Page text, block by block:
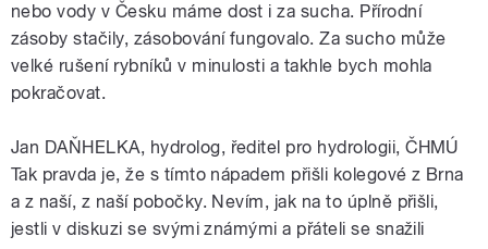
nebo vody v Česku máme dost i za sucha. Přírodní
zásoby stačily, zásobování fungovalo. Za sucho může
velké rušení rybníků v minulosti a takhle bych mohla
pokračovat.
Jan DAŇHELKA, hydrolog, ředitel pro hydrologii, ČHMÚ
Tak pravda je, že s tímto nápadem přišli kolegové z Brna
a z naší, z naší pobočky. Nevím, jak na to úplně přišli,
jestli v diskuzi se svými známými a přáteli se snažili